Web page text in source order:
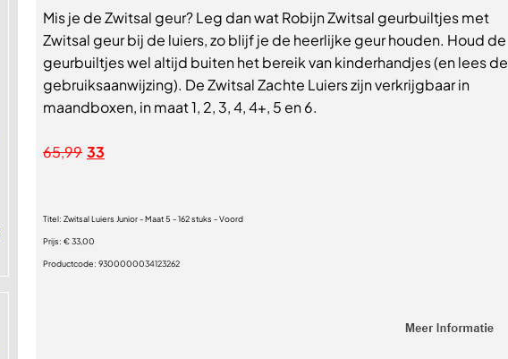
Mis je de Zwitsal geur? Leg dan wat Robijn Zwitsal geurbuiltjes met
Zwitsal geur bij de luiers, zo blijf je de heerlijke geur houden. Houd de
geurbuiltjes wel altijd buiten het bereik van kinderhandjes (en lees de
gebruiksaanwijzing). De Zwitsal Zachte Luiers zijn verkrijgbaar in
maandboxen, in maat 1, 2, 3, 4, 4+, 5 en 6.
65,99 33
Titel: Zwitsal Luiers Junior - Maat 5 - 162 stuks - Voord
Prijs: € 33,00
Productcode: 9300000034123262